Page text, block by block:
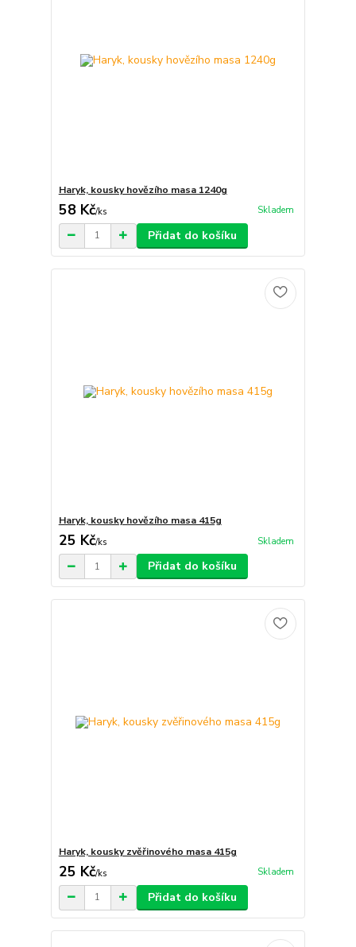
Haryk, kousky hovězího masa 1240g
58 Kč/ks Skladem
Přidat do košíku
Haryk, kousky hovězího masa 415g
25 Kč/ks Skladem
Přidat do košíku
Haryk, kousky zvěřinového masa 415g
25 Kč/ks Skladem
Přidat do košíku